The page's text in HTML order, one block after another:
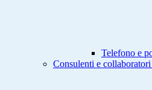
Telefono e
Consulenti e collaboratori